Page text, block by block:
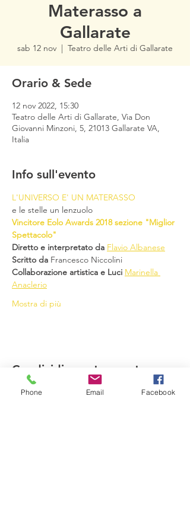
Materasso a
Gallarate
sab 12 nov
  |
Teatro delle Arti di Gallarate
Orario & Sede
12 nov 2022, 15:30
Teatro delle Arti di Gallarate, Via Don
Giovanni Minzoni, 5, 21013 Gallarate VA,
Italia
Info sull'evento
L'UNIVERSO E' UN MATERASSO
e le stelle un lenzuolo
Vincitore Eolo Awards 2018 sezione "Miglior
Spettacolo"
Diretto e interpretato da Flavio Albanese
Scritto da Francesco Niccolini
Collaborazione artistica e Luci Marinella
Anaclerio
Mostra di più
Condividi questo evento
Phone Email Facebook